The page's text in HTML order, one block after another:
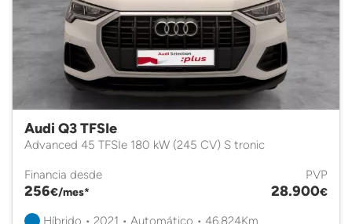
Audi Q3 TFSIe
Advanced 45 TFSIe 180 kW (245 CV) S tronic
Financia desde
256€/mes*
PVP
28.900€
Híbrido • 2021 • Automático • 46.824Km.